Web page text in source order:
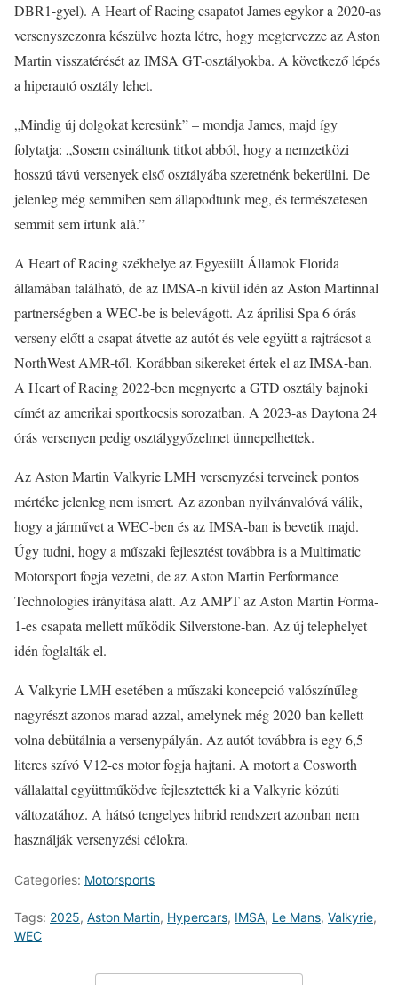
DBR1-gyel). A Heart of Racing csapatot James egykor a 2020-as
versenyszezonra készülve hozta létre, hogy megtervezze az Aston
Martin visszatérését az IMSA GT-osztályokba. A következő lépés
a hiperautó osztály lehet.
„Mindig új dolgokat keresünk” – mondja James, majd így
folytatja: „Sosem csináltunk titkot abból, hogy a nemzetközi
hosszú távú versenyek első osztályába szeretnénk bekerülni. De
jelenleg még semmiben sem állapodtunk meg, és természetesen
semmit sem írtunk alá.”
A Heart of Racing székhelye az Egyesült Államok Florida
államában található, de az IMSA-n kívül idén az Aston Martinnal
partnerségben a WEC-be is belevágott. Az áprilisi Spa 6 órás
verseny előtt a csapat átvette az autót és vele együtt a rajtrácsot a
NorthWest AMR-től. Korábban sikereket értek el az IMSA-ban.
A Heart of Racing 2022-ben megnyerte a GTD osztály bajnoki
címét az amerikai sportkocsis sorozatban. A 2023-as Daytona 24
órás versenyen pedig osztálygyőzelmet ünnepelhettek.
Az Aston Martin Valkyrie LMH versenyzési terveinek pontos
mértéke jelenleg nem ismert. Az azonban nyilvánvalóvá válik,
hogy a járművet a WEC-ben és az IMSA-ban is bevetik majd.
Úgy tudni, hogy a műszaki fejlesztést továbbra is a Multimatic
Motorsport fogja vezetni, de az Aston Martin Performance
Technologies irányítása alatt. Az AMPT az Aston Martin Forma-
1-es csapata mellett működik Silverstone-ban. Az új telephelyet
idén foglalták el.
A Valkyrie LMH esetében a műszaki koncepció valószínűleg
nagyrészt azonos marad azzal, amelynek még 2020-ban kellett
volna debütálnia a versenypályán. Az autót továbbra is egy 6,5
literes szívó V12-es motor fogja hajtani. A motort a Cosworth
vállalattal együttműködve fejlesztették ki a Valkyrie közúti
változatához. A hátsó tengelyes hibrid rendszert azonban nem
használják versenyzési célokra.
Categories: Motorsports
Tags: 2025, Aston Martin, Hypercars, IMSA, Le Mans, Valkyrie,
WEC